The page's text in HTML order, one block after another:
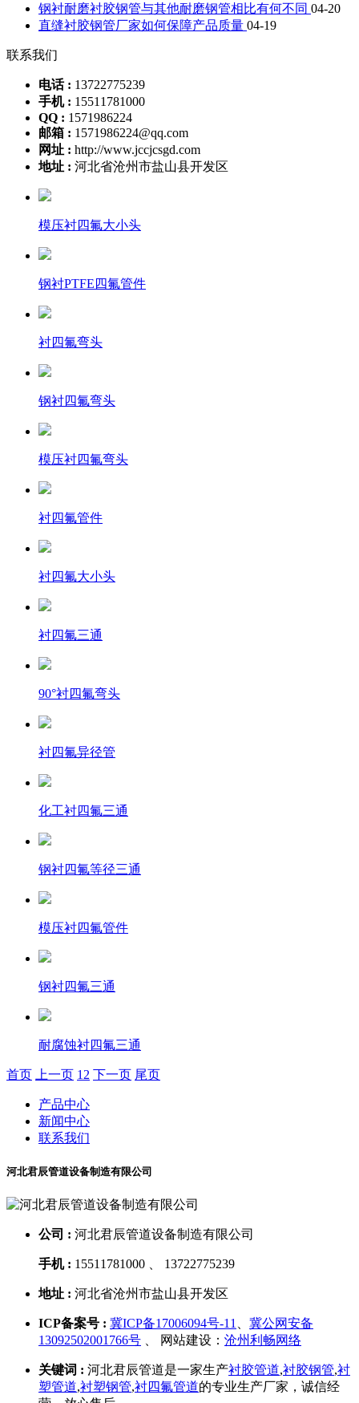
钢衬耐磨衬胶钢管与其他耐磨钢管相比有何不同 04-20
直缝衬胶钢管厂家如何保障产品质量 04-19
联系我们
电话 : 13722775239
手机 : 15511781000
QQ : 1571986224
邮箱 : 1571986224@qq.com
网址 : http://www.jccjcsgd.com
地址 : 河北省沧州市盐山县开发区
模压衬四氟大小头
钢衬PTFE四氟管件
衬四氟弯头
钢衬四氟弯头
模压衬四氟弯头
衬四氟管件
衬四氟大小头
衬四氟三通
90°衬四氟弯头
衬四氟异径管
化工衬四氟三通
钢衬四氟等径三通
模压衬四氟管件
钢衬四氟三通
耐腐蚀衬四氟三通
首页 上一页 1 2 下一页 尾页
产品中心
新闻中心
联系我们
河北君辰管道设备制造有限公司
公司 : 河北君辰管道设备制造有限公司
手机 : 15511781000 、 13722775239
地址 : 河北省沧州市盐山县开发区
ICP备案号 : 冀ICP备17006094号-11
冀公网安备
13092502001766号 、 网站建设： 沧州利畅网络
关键词 : 河北君辰管道是一家生产衬胶管道,衬胶钢管,衬
塑管道,衬塑钢管,衬四氟管道的专业生产厂家，诚信经